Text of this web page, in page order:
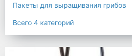
Пакеты для выращивания грибов
Всего 4 категорий